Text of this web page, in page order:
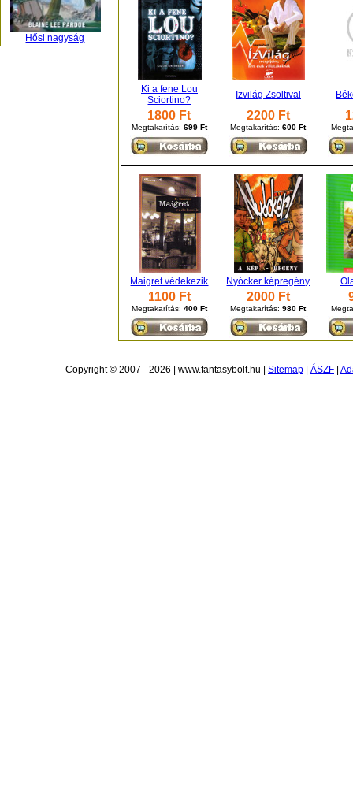
Hősi nagyság
Ki a fene Lou
Sciortino?
Izvilág Zsoltival
1800 Ft
Megtakarítás: 699 Ft
2200 Ft
Megtakarítás:600 Ft
Maigret védekezik Nyócker képregény
1100 Ft
Megtakarítás: 400 Ft
2000 Ft
Megtakarítás:980 Ft
Copyright © 2007 - 2026 | www.fantasybolt.hu | Sitemap ÁSZF